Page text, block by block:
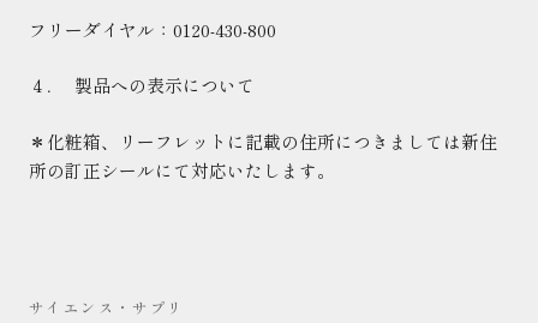
フリーダイヤル： 0120‐430‐800
４． 製品への表示について
＊化粧箱、リーフレットに記載の住所につきましては新住
所の訂正シールにて対応いたします。
サイエンス・サプリ